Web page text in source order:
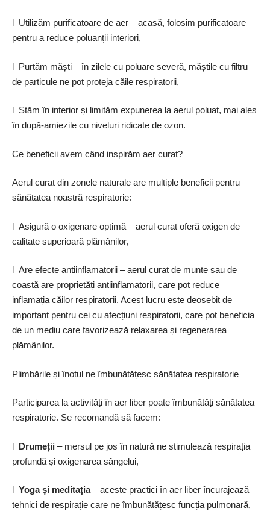
l Utilizăm purificatoare de aer – acasă, folosim purificatoare
pentru a reduce poluanții interiori,
l Purtăm măști – în zilele cu poluare severă, măștile cu filtru
de particule ne pot proteja căile respiratorii,
l Stăm în interior și limităm expunerea la aerul poluat, mai ales
în după-amiezile cu niveluri ridicate de ozon.
Ce beneficii avem când inspirăm aer curat?
Aerul curat din zonele naturale are multiple beneficii pentru
sănătatea noastră respiratorie:
l Asigură o oxigenare optimă – aerul curat oferă oxigen de
calitate superioară plămânilor,
l Are efecte antiinflamatorii – aerul curat de munte sau de
coastă are proprietăți antiinflamatorii, care pot reduce
inflamația căilor respiratorii. Acest lucru este deosebit de
important pentru cei cu afecțiuni respiratorii, care pot beneficia
de un mediu care favorizează relaxarea și regenerarea
plămânilor.
Plimbările și înotul ne îmbunătățesc sănătatea respiratorie
Participarea la activități în aer liber poate îmbunătăți sănătatea
respiratorie. Se recomandă să facem:
l Drumeții – mersul pe jos în natură ne stimulează respirația
profundă și oxigenarea sângelui,
l Yoga și meditația– aceste practici în aer liber încurajează
tehnici de respirație care ne îmbunătățesc funcția pulmonară,